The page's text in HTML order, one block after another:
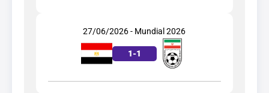
27/06/2026 - Mundial 2026
1-1